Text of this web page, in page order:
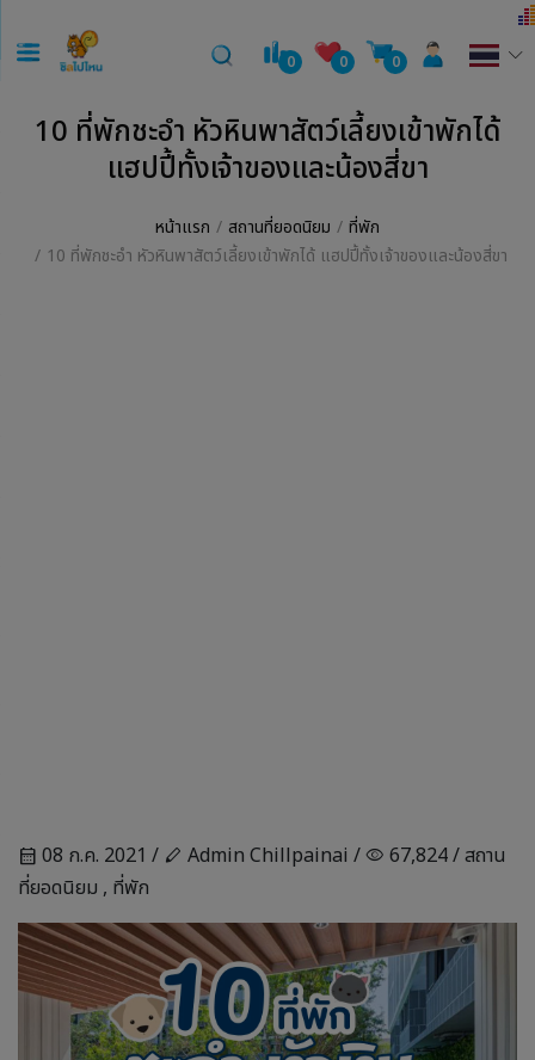
0 0 0
10 ที่พักชะอำ หัวหินพาสัตว์เลี้ยงเข้าพักได้
แฮปปี้ทั้งเจ้าของและน้องสี่ขา
หน้าแรก สถานที่ยอดนิยม
ที่พัก
10 ที่พักชะอำ หัวหินพาสัตว์เลี้ยงเข้าพักได้ แฮปปี้ทั้งเจ้าของและน้องสี่ขา
calendar_month 08 ก.ค. 2021 / stylus Admin Chillpainai / visibility 67,824 /สถาน
ที่ยอดนิยม , ที่พัก